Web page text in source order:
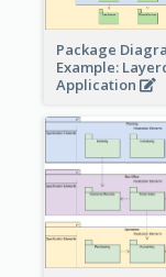
Package
Example:
Application